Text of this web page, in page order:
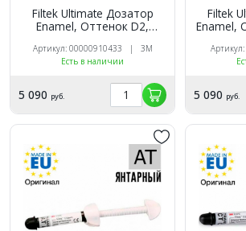
Filtek Ultimate Дозатор
Enamel, Оттенок D2,
реставрационный
композит 3M
Артикул: 00000910433 | 3M
Есть в наличии
5 090 руб.
Filtek
Enamel,
5 090 руб.